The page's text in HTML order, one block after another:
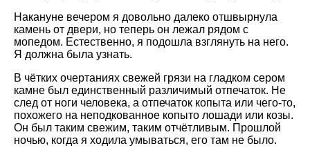
Накануне вечером я довольно далеко отшвырнула
камень от двери, но теперь он лежал рядом с
мопедом. Естественно, я подошла взглянуть на него.
Я должна была узнать.
В чётких очертаниях свежей грязи на гладком сером
камне был единственный различимый отпечаток. Не
след от ноги человека, а отпечаток копыта или чего-то,
похожего на неподкованное копыто лошади или козы.
Он был таким свежим, таким отчётливым. Прошлой
ночью, когда я ходила умываться, его там не было.